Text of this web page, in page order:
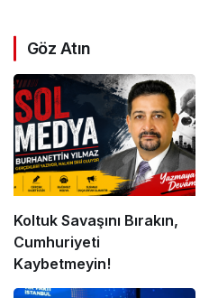
Göz Atın
Koltuk Savaşını Bırakın,
Cumhuriyeti
Kaybetmeyin!